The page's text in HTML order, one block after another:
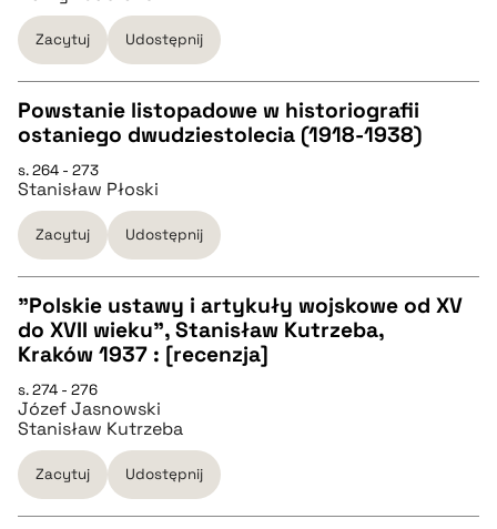
pobierz cytat
BIBTEX
pobierz cytat
Zacytuj Udostępnij
CZYSTY TEKST
pobierz cytat
BIBTEX
pobierz cytat
Powstanie listopadowe w historiografii
ostaniego dwudziestolecia (1918-1938)
s. 264 - 273
Stanisław Płoski
Zacytuj Udostępnij
CZYSTY TEKST
pobierz cytat
BIBTEX
"Polskie ustawy i artykuły wojskowe od XV
do XVII wieku", Stanisław Kutrzeba,
Kraków 1937 : [recenzja]
s. 274 - 276
Józef Jasnowski
Stanisław Kutrzeba
Zacytuj Udostępnij